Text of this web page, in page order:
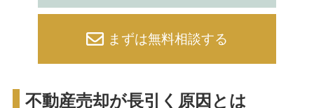
まずは無料相談する
不動産売却が長引く原因とは